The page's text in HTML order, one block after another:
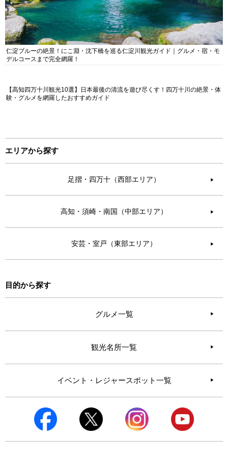
仁淀ブルーの絶景！にこ淵・沈下橋を巡る仁淀川観光ガイド｜グルメ・宿・モ
デルコースまで完全網羅！
【高知四万十川観光10選】日本最後の清流を遊び尽くす！四万十川の絶景・体
験・グルメを網羅したおすすめガイド
エリアから探す
足摺・四万十（西部エリア） ▶︎
高知・須崎・南国（中部エリア） ▶︎
安芸・室戸（東部エリア） ▶︎
目的から探す
グルメ一覧
観光名所一覧
イベント・レジャースポット一覧